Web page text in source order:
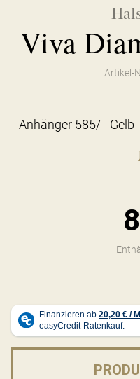
Viva
Artikel-
Anhänger 585/-